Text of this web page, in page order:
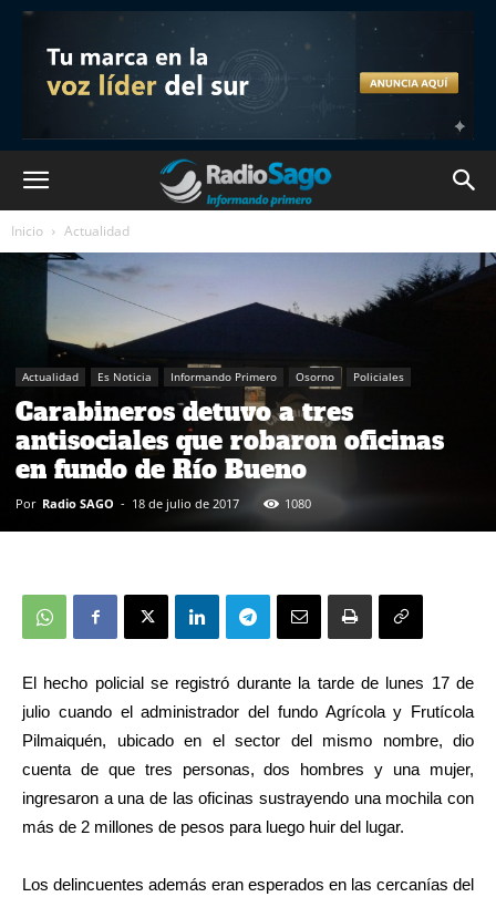
Inicio Actualidad
Actualidad Es Noticia Informando Primero Osorno Policiales
Carabineros detuvo a tres
antisociales que robaron oficinas
en fundo de Río Bueno
Por Radio SAGO - 18 de julio de 2017 1080
El hecho policial se registró durante la tarde de lunes 17 de
julio cuando el administrador del fundo Agrícola y Frutícola
Pilmaiquén, ubicado en el sector del mismo nombre, dio
cuenta de que tres personas, dos hombres y una mujer,
ingresaron a una de las oficinas sustrayendo una mochila con
más de 2 millones de pesos para luego huir del lugar.
Los delincuentes además eran esperados en las cercanías del